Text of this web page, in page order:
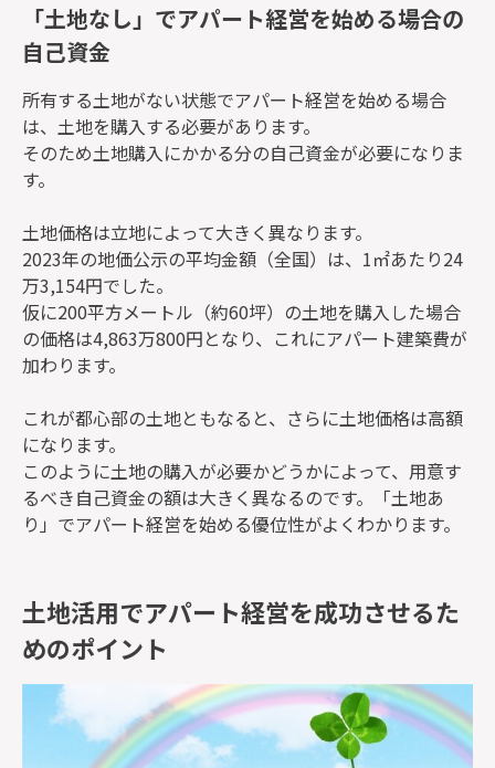
「土地なし」でアパート経営を始める場合の
自己資金
所有する土地がない状態でアパート経営を始める場合
は、土地を購入する必要があります。
そのため土地購入にかかる分の自己資金が必要になりま
す。
土地価格は立地によって大きく異なります。
2023年の地価公示の平均金額（全国）は、1㎡あたり24
万3,154円でした。
仮に200平方メートル（約60坪）の土地を購入した場合
の価格は4,863万800円となり、これにアパート建築費が
加わります。
これが都心部の土地ともなると、さらに土地価格は高額
になります。
このように土地の購入が必要かどうかによって、用意す
るべき自己資金の額は大きく異なるのです。「土地あ
り」でアパート経営を始める優位性がよくわかります。
土地活用でアパート経営を成功させるた
めのポイント